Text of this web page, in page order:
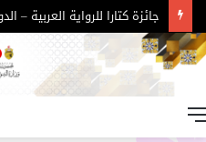
جائزة كتارا للرواية العربية –